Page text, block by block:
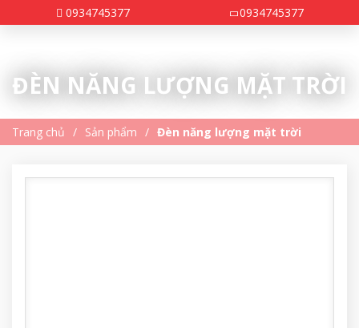
0934745377 0934745377
ĐÈN NĂNG LƯỢNG MẶT TRỜI
Trang chủ Sản phẩm Đèn năng lượng mặt trời